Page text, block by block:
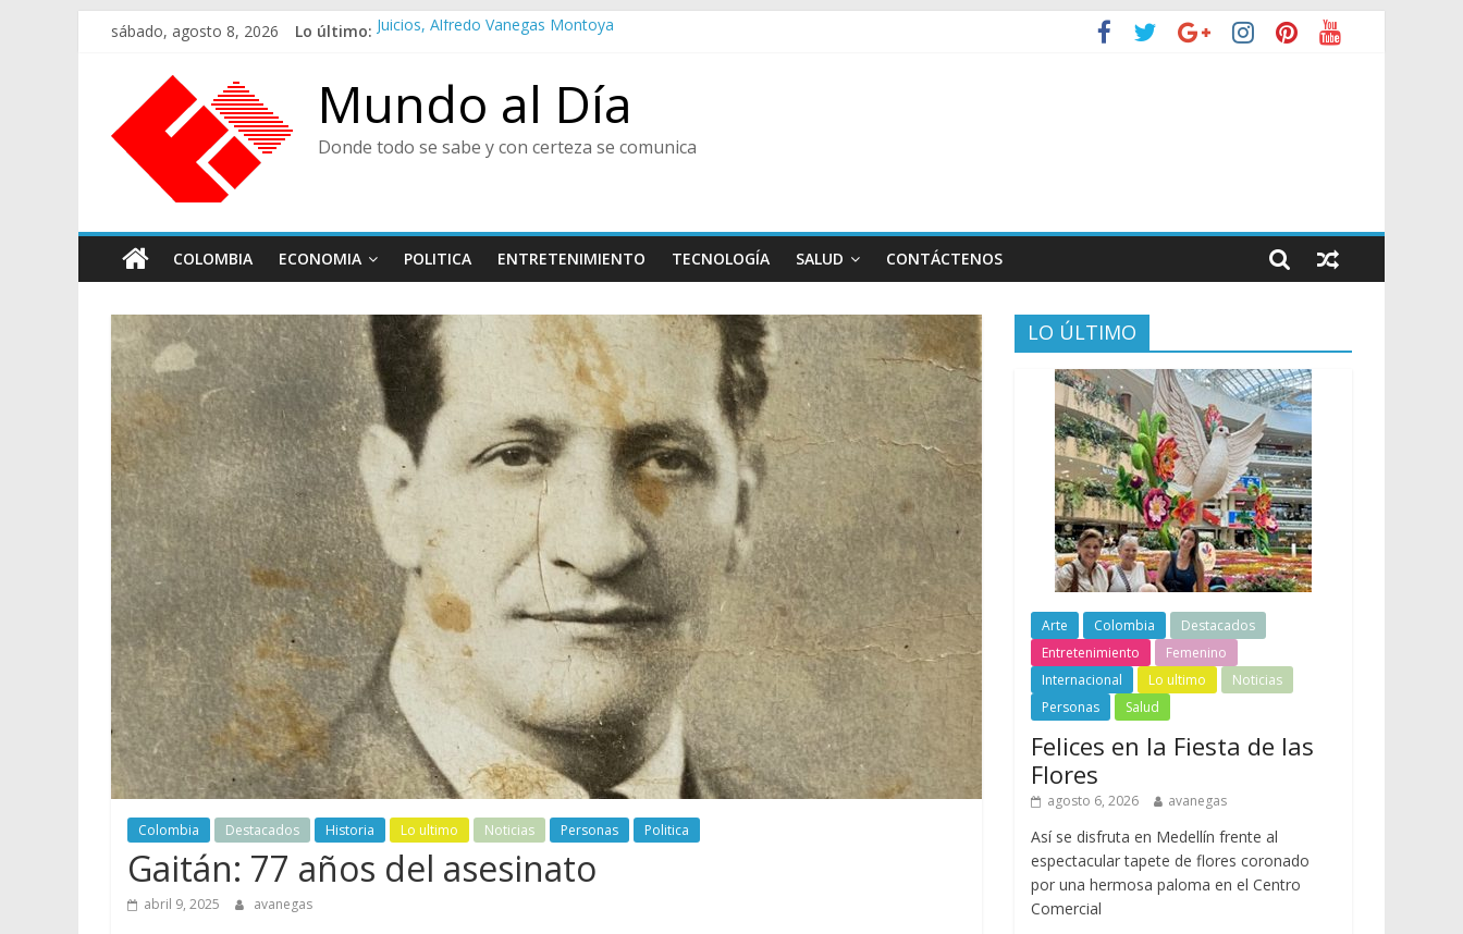
Saltarsábado, agosto 8, 2026 Lo último: Juicios, Alfredo Vanegas Montoya
Café Presidencial
Ministra de Cultura y Centro de Historia de Envigado
De Cara al Porvenir, Pedro Juan González
Mundo al Día
Donde todo se sabe y con certeza se comunica
COLOMBIA ECONOMIA POLITICA ENTRETENIMIENTO TECNOLOGÍA SALUD CONTÁCTENOS
Colombia Destacados Historia Lo ultimo Noticias Personas Politica
Gaitán: 77 años del asesinato
abril 9, 2025 avanegas
LO ÚLTIMO
Arte Colombia
Destacados
Entretenimiento
Femenino
Internacional
Lo ultimo
Noticias
Personas
Salud
Felices en la Fiesta de las
Flores
agosto 6, 2026 avanegas
Así se disfruta en Medellín frente al
espectacular tapete de flores coronado
por una hermosa paloma en el Centro
Comercial